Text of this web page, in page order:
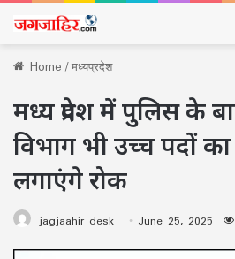
Home/मध्यप्रदेश
मध्य प्रदेश में पुलिस के
विभाग भी उच्च पदों का
लगाएंगे रोक
jagjaahir desk June 25, 2025